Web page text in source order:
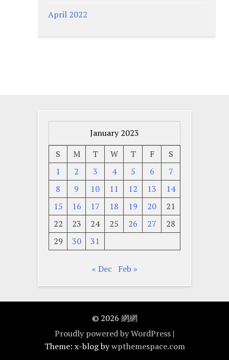
April 2022
January 2023
S
M T W T F
S
1
2 3 4 5 6
7
8
9 10 11 12 13
14
15
16 17 18 19 20
21
22
23 24 25 26 27
28
29
30 31
« Dec Feb »
© 2026 網網
Proudly powered by WordPress |
Theme: x-blog bywpthemespace.com